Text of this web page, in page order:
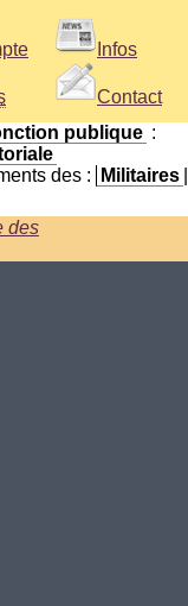
Infos
Contact
publique :
des :
Militaires
des